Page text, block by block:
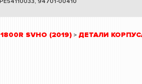
SVHO (2019) > ДЕТАЛИ